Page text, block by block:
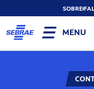
SOBRE
MENU